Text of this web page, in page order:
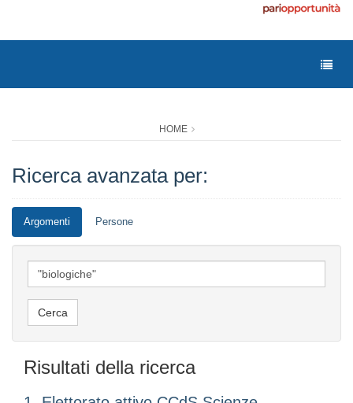
HOME
Ricerca avanzata per:
Argomenti Persone
Risultati della ricerca